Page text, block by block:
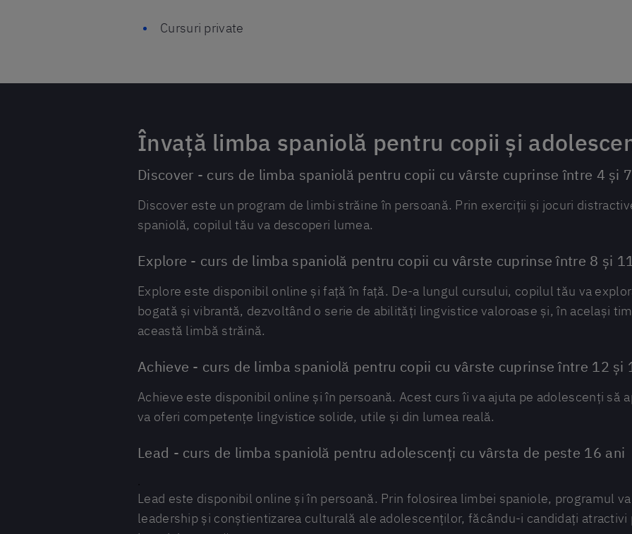
Cursuri private
Învață limba spaniolă pentru copii și
Discover - curs de limba spaniolă pentru copii cu vârste cuprinse între 4 și
Discover este un program de limbi străine în persoană. Prin exerciții și jocuri
spaniolă, copilul tău va descoperi lumea.
Explore - curs de limba spaniolă pentru copii cu vârste cuprinse între 8 și
Explore este disponibil online și față în față. De-a lungul cursului, copilul tău va
bogată și vibrantă, dezvoltând o serie de abilități lingvistice valoroase și, în același
această limbă străină.
Achieve - curs de limba spaniolă pentru copii cu vârste cuprinse între 12 și
Achieve este disponibil online și în persoană. Acest curs îi va ajuta pe adolescenți să
va oferi competențe lingvistice solide, utile și din lumea reală.
Lead - curs de limba spaniolă pentru adolescenți cu vârsta de peste 16 ani
Lead este disponibil online și în persoană. Prin folosirea limbei spaniole, programul
leadership și conștientizarea culturală ale adolescenților, făcându-i candidați